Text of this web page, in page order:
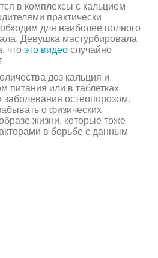
в комплексы с кальцием
практически
для наиболее полного
Девушка мастурбировала
что это видео случайно
доз кальция и
питания или в таблетках
заболевания остеопорозом.
о физических
жизни, которые тоже
в борьбе с данным